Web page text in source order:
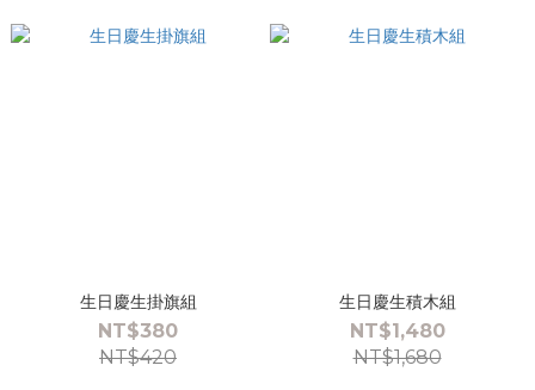
生日慶生掛旗組
NT$380
NT$420
生日慶生積木組
NT$1,480
NT$1,680